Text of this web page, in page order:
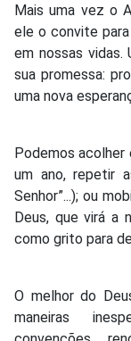
Mais uma vez o
ele o convite
em nossas vidas.
sua promessa:
uma nova
Podemos
um ano, repetir
Senhor”...); ou
Deus, que virá a
como grito para
O melhor do
maneiras